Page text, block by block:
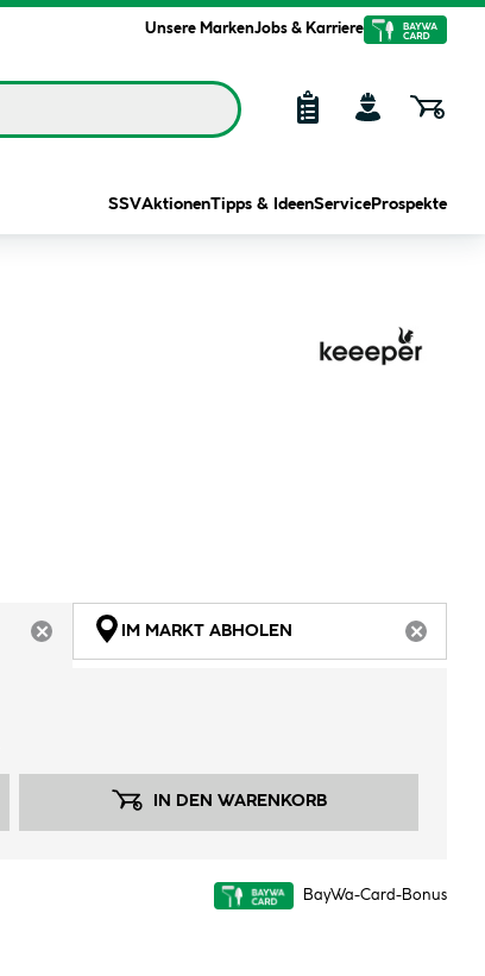
Unsere MarkenJobs & Karriere
SSVAktionenTipps & IdeenService Prospekte
ARTIKEL NICHT VERFÜGBAR
IM MARKT ABHOLEN
IN DEN WARENKORB
BayWa-Card-Bonus